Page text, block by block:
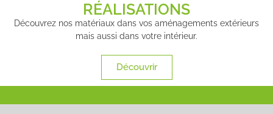
RÉALISATIONS
Découvrez nos matériaux dans vos aménagements extérieurs
mais aussi dans votre intérieur.
Découvrir